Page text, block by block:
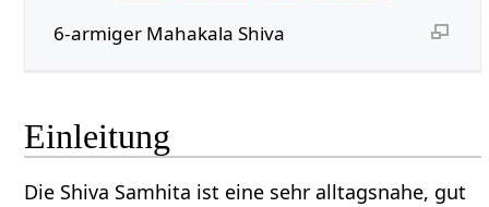
6-armiger Mahakala Shiva
Einleitung
Die Shiva Samhita ist eine sehr alltagsnahe, gut